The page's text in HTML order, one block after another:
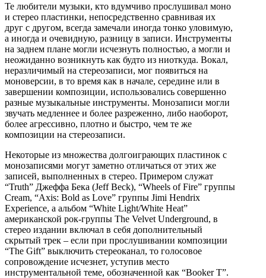
Те любители музыки, кто вдумчиво прослушивал моно
и стерео пластинки, непосредственно сравнивая их
друг с другом, всегда замечали иногда тонко уловимую,
а иногда и очевидную, разницу в записи. Инструменты
на заднем плане могли исчезнуть полностью, а могли и
неожиданно возникнуть как будто из ниоткуда. Вокал,
неразличимый на стереозаписи, мог появиться на
моноверсии, в то время как в начале, середине или в
завершении композиции, использовались совершенно
разные музыкальные инструменты. Монозаписи могли
звучать медленнее и более разреженно, либо наоборот,
более агрессивно, плотно и быстро, чем те же
композиции на стереозаписи.
Некоторые из множества долгоиграющих пластинок с
монозаписями могут заметно отличаться от этих же
записей, выполненных в стерео. Примером служат
“Truth” Джеффа Бека (Jeff Beck), “Wheels of Fire” группы
Cream, “Axis: Bold as Love” группы Jimi Hendrix
Experience, а альбом “White Light/White Heat”
американской рок-группы The Velvet Underground, в
стерео издании включал в себя дополнительный
скрытый трек – если при прослушивании композиции
“The Gift” выключить стереоканал, то голосовое
сопровождение исчезнет, уступив место
инструментальной теме, обозначенной как “Booker T”.